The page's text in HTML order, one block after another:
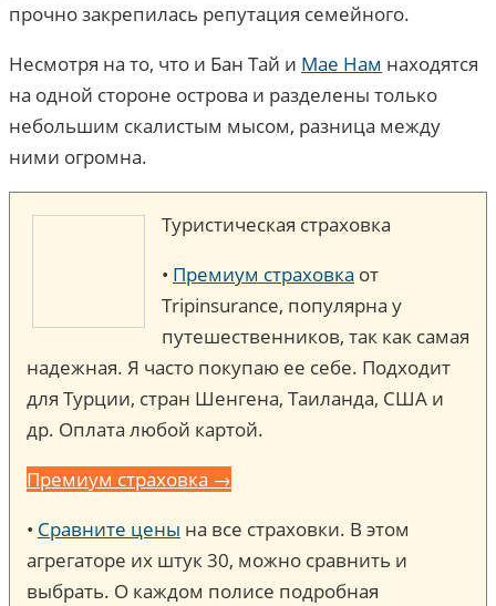
прочно закрепилась репутация семейного.
Несмотря на то, что и Бан Тай и Мае Нам находятся
на одной стороне острова и разделены только
небольшим скалистым мысом, разница между
ними огромна.
Туристическая страховка
• Премиум страховка от
Tripinsurance, популярна у
путешественников, так как самая
надежная. Я часто покупаю ее себе. Подходит
для Турции, стран Шенгена, Таиланда, США и
др. Оплата любой картой.
Премиум страховка →
• Сравните цены на все страховки. В этом
агрегаторе их штук 30, можно сравнить и
выбрать. О каждом полисе подробная